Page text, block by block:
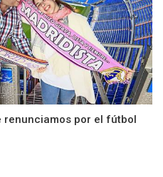
renunciamos por el fútbol